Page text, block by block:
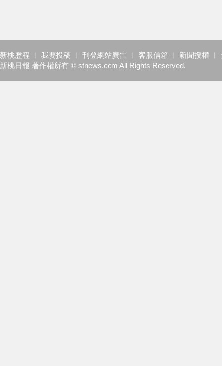
新桃歷程 ︱ 我要投稿 ︱ 刊登網站廣告 ︱ 客服信箱 ︱ 新聞授權 ︱
新桃日報 著作權所有 © stnews.com All Rights Reserved.